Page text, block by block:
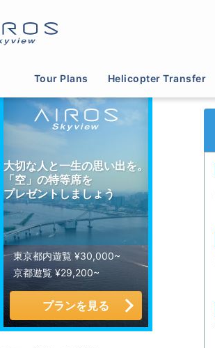
Tour Plans Helicopter Transfer
大切な人と一生の思い出を。
「空」の特等席を
プレゼントしましょう
東京都内遊覧 ¥30,000~
京都遊覧 ¥29,200~
プランを見る